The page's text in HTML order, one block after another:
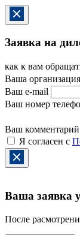
Заявка на
как к вам
Ваша организация
Ваш e-mail
Ваш номер
Ваш комментарий
Я согласен с
Ваша заявка
После